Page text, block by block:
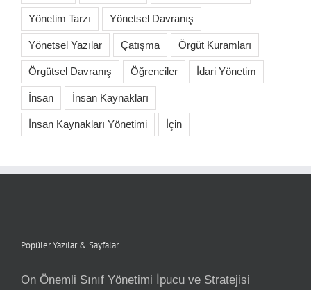
Yönetim Tarzı Yönetsel Davranış
Yönetsel Yazılar Çatışma Örgüt Kuramları
Örgütsel Davranış Öğrenciler İdari Yönetim
İnsan İnsan Kaynakları
İnsan Kaynakları Yönetimi İçin
Popüler Yazılar & Sayfalar
On Önemli Sınıf Yönetimi İpucu ve Stratejisi